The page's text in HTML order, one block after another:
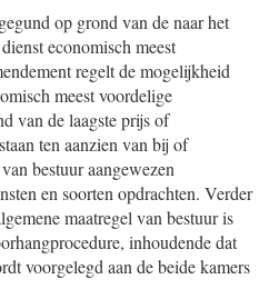
op grond van de naar het
economisch meest
regelt de mogelijkheid
meest voordelige
van de laagste prijs of
ten aanzien van bij of
bestuur aangewezen
en soorten opdrachten. Verder
maatregel van bestuur is
inhoudende dat
voorgelegd aan de beide kamers